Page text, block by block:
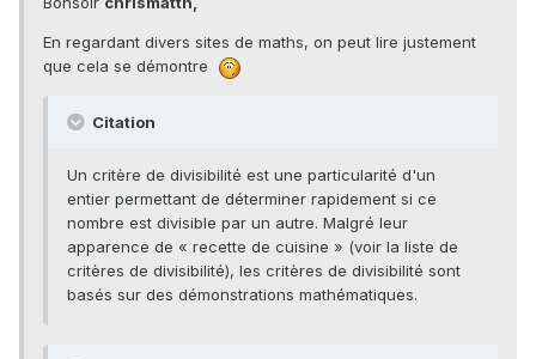
En regardant divers sites de maths, on peut lire justement
que cela se démontre
Citation
Un critère de divisibilité est une particularité d'un
entier permettant de déterminer rapidement si ce
nombre est divisible par un autre. Malgré leur
apparence de « recette de cuisine » (voir la liste de
critères de divisibilité), les critères de divisibilité sont
basés sur des démonstrations mathématiques.